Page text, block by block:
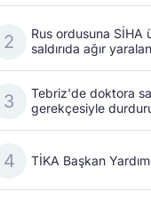
Rus ordusuna SİHA
saldırıda ağır
Tebriz'de doktora
gerekçesiyle
TİKA Başkan